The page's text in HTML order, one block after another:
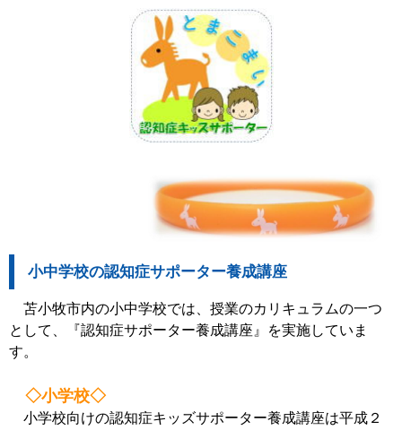
小中学校の認知症サポーター養成講座
苫小牧市内の小中学校では、授業のカリキュラムの一つ
として、『認知症サポーター養成講座』を実施していま
す。
◇小学校◇
小学校向けの認知症キッズサポーター養成講座は平成２